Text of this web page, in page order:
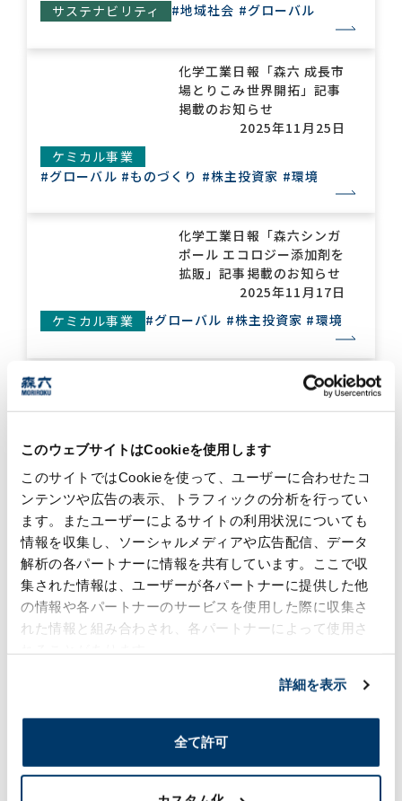
このウェブサイトはCookieを使用します
このサイトではCookieを使って、ユーザーに合わせたコ
ンテンツや広告の表示、トラフィックの分析を行ってい
ます。またユーザーによるサイトの利用状況についても
情報を収集し、ソーシャルメディアや広告配信、データ
解析の各パートナーに情報を共有しています。ここで収
集された情報は、ユーザーが各パートナーに提供した他
の情報や各パートナーのサービスを使用した際に収集さ
れた情報と組み合わされ、各パートナーによって使用さ
詳細を表示
全て許可
サステナビリティ
#地域社会 #グローバル
化学工業日報「森六 成長市
場とりこみ世界開拓」記事
掲載のお知らせ
2025年11月25日
ケミカル事業
#グローバル #ものづくり #株主投資家 #環境
化学工業日報「森六シンガ
ポール エコロジー添加剤を
拡販」記事掲載のお知らせ
2025年11月17日
ケミカル事業
#グローバル #株主投資家 #環境
Moriroku Technology
Thailandが教育支援CSR
Moriroku Technology
Indiaが「光の祭典」を祝
し、伝統アート制作大会を
開催しました！
2025年11月4日
生産事業
#グローバル #イベント
化学工業日報「森六がISCC
ケミカル事業
#グローバル #株主投資家 #環境